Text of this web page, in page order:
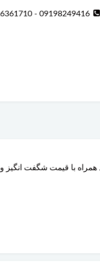
09198249416 - 09126361710